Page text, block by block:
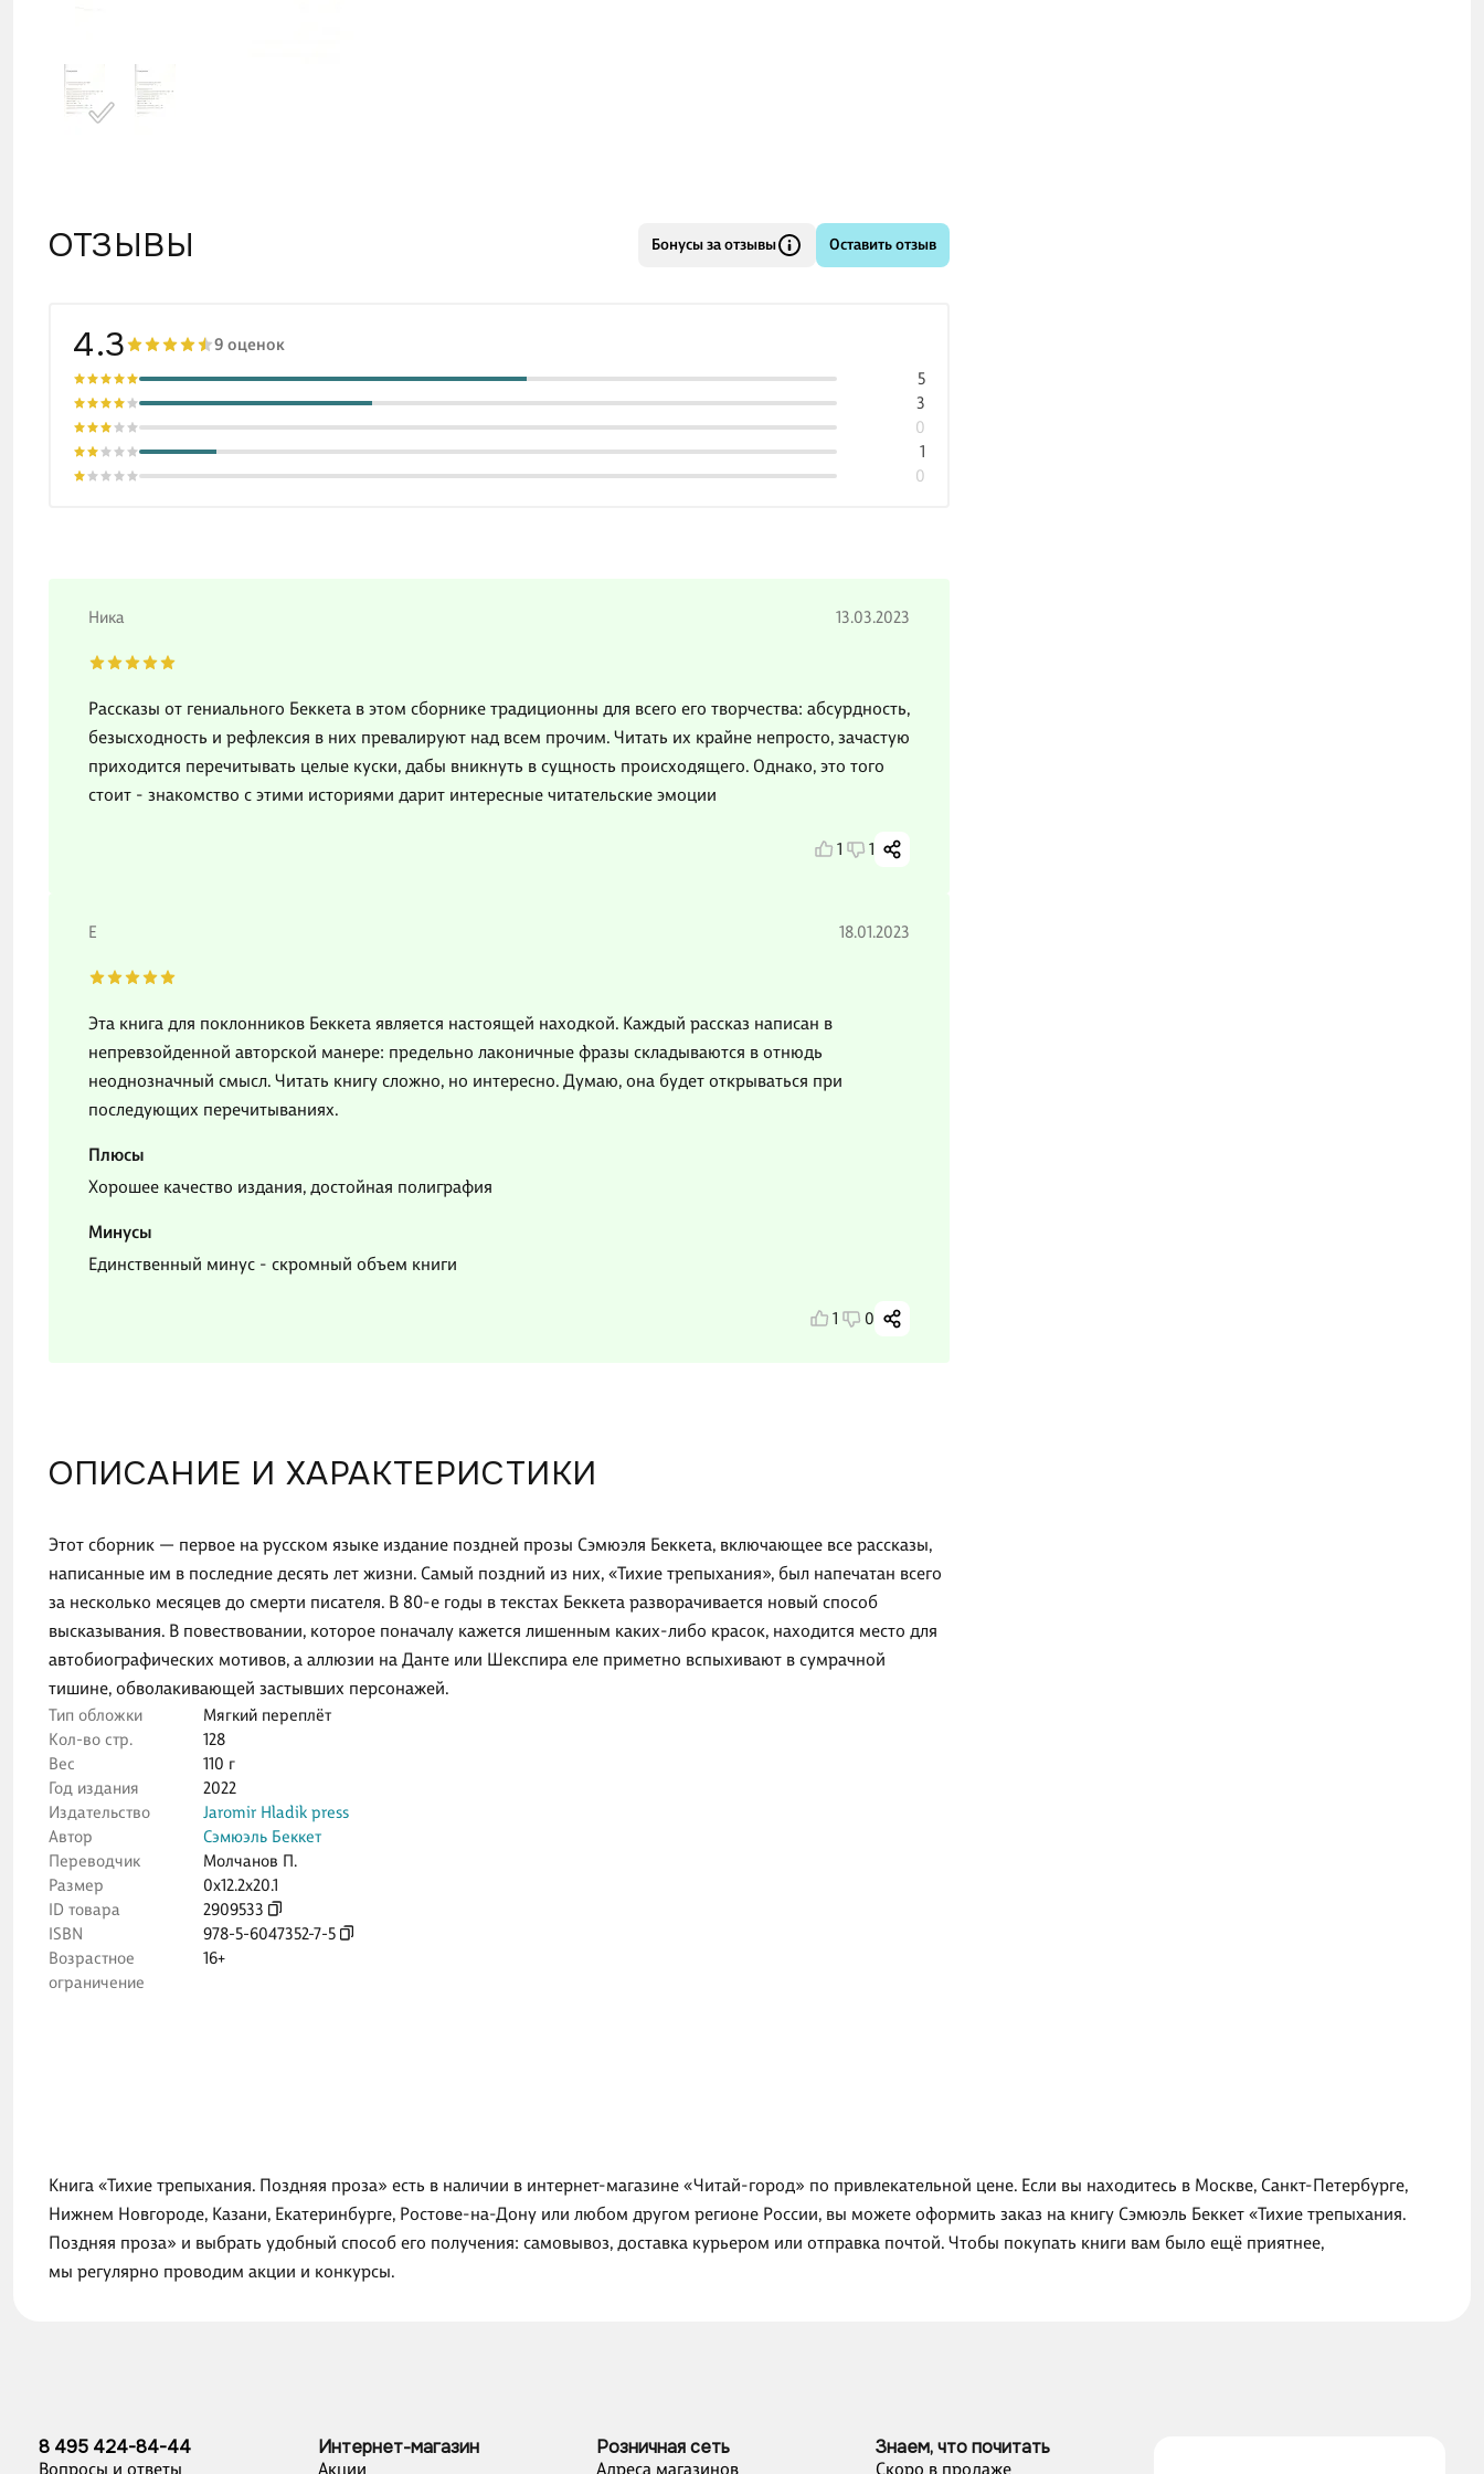
ОПИСАНИЕ И ХАРАКТЕРИСТИКИ
Этот сборник — первое на русском языке издание поздней прозы Сэмюэля Беккета, включающее все рассказы,
написанные им в последние десять лет жизни. Самый поздний из них, «Тихие трепыхания», был напечатан всего
за несколько месяцев до смерти писателя. В 80-е годы в текстах Беккета разворачивается новый способ
высказывания. В повествовании, которое поначалу кажется лишенным каких-либо красок, находится место для
автобиографических мотивов, а аллюзии на Данте или Шекспира еле приметно вспыхивают в сумрачной
тишине, обволакивающей застывших персонажей.
Тип обложки
Мягкий переплёт
Кол-во стр.
128
Вес
110 г
Год издания
2022
Издательство
Jaromir Hladik press
Автор
Сэмюэль Беккет
Переводчик
Молчанов П.
Размер
0x12.2x20.1
ID товара
2909533
ISBN
978-5-6047352-7-5
Возрастное
ограничение
16+
ОТЗЫВЫ Бонусы за отзывы Оставить отзыв
4.3 9 оценок
0
1
0
3
5
Ника 13.03.2023
Рассказы от гениального Беккета в этом сборнике традиционны для всего его творчества: абсурдность,
безысходность и рефлексия в них превалируют над всем прочим. Читать их крайне непросто, зачастую
приходится перечитывать целые куски, дабы вникнуть в сущность происходящего. Однако, это того
стоит - знакомство с этими историями дарит интересные читательские эмоции
1 1
Е 18.01.2023
Эта книга для поклонников Беккета является настоящей находкой. Каждый рассказ написан в
непревзойденной авторской манере: предельно лаконичные фразы складываются в отнюдь
неоднозначный смысл. Читать книгу сложно, но интересно. Думаю, она будет открываться при
последующих перечитываниях.
Плюсы
Хорошее качество издания, достойная полиграфия
Минусы
Единственный минус - скромный объем книги
1 0
Книга «Тихие трепыхания. Поздняя проза» есть в наличии в интернет-магазине «Читай-город» по привлекательной цене. Если вы находитесь в Москве, Санкт-Петербурге,
Нижнем Новгороде, Казани, Екатеринбурге, Ростове-на-Дону или любом другом регионе России, вы можете оформить заказ на книгу Сэмюэль Беккет «Тихие трепыхания.
Поздняя проза» и выбрать удобный способ его получения: самовывоз, доставка курьером или отправка почтой. Чтобы покупать книги вам было ещё приятнее,
мы регулярно проводим акции и конкурсы.
8 495 424-84-44
Вопросы и ответы
Интернет-магазин
Акции
Розничная сеть
Адреса магазинов
Знаем, что почитать
Скоро в продаже